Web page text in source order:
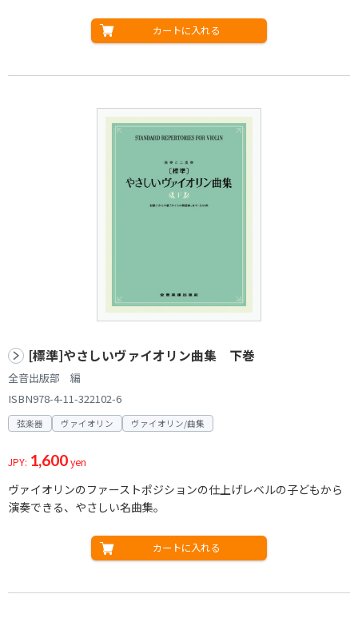
カートに入れる
[標準]やさしいヴァイオリン曲集 下巻
全音出版部 編
ISBN978-4-11-322102-6
弦楽器 ヴァイオリン ヴァイオリン/曲集
JPY: 1,600yen
ヴァイオリンのファーストポジションの仕上げレベルの子どもから
演奏できる、やさしい名曲集。
カートに入れる